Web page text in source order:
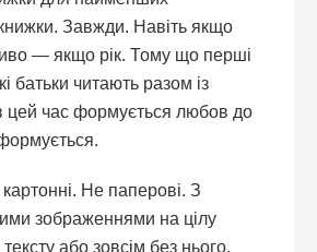
Завжди. Навіть якщо
— якщо рік. Тому що перші
батьки читають разом із
цей час формується любов до
Не паперові. З
зображеннями на цілу
або зовсім без нього.